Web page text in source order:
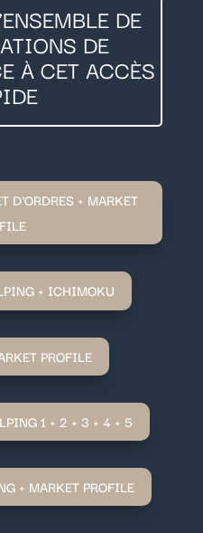
DE
DE
À CET ACCÈS
D'ORDRES + MARKET
+ ICHIMOKU
PROFILE
1 + 2 + 3 + 4 + 5
+ MARKET PROFILE